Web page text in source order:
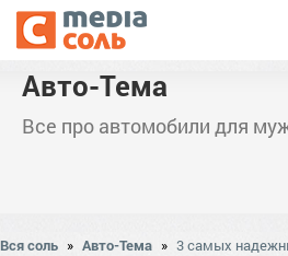
Авто-Тема
Все про автомобили для
Вся соль » Авто-Тема » 3 самых